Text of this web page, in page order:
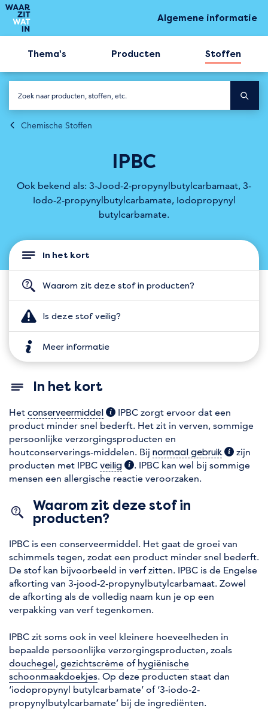
Algemene informatie
Thema's Producten Stoffen
Chemische Stoffen
IPBC
Ook bekend als: 3-Jood-2-propynylbutylcarbamaat, 3-
Iodo-2-propynylbutylcarbamate, Iodopropynyl
butylcarbamate.
In het kort
Waarom zit deze stof in producten?
Is deze stof veilig?
Meer informatie
In het kort
Het conserveermiddel (extra informatie)
IPBC zorgt ervoor dat een
product minder snel bederft. Het zit in verven, sommige
persoonlijke verzorgingsproducten en
houtconserverings-middelen. Bij normaal gebruik(extra
zijn
producten met IPBC veilig (extra informatie)
. IPBC kan wel bij sommige
mensen een allergische reactie veroorzaken.
Waarom zit deze stof in
producten?
IPBC is een conserveermiddel. Het gaat de groei van
schimmels tegen, zodat een product minder snel bederft.
De stof kan bijvoorbeeld in verf zitten. IPBC is de Engelse
afkorting van 3-jood-2-propynylbutylcarbamaat. Zowel
de afkorting als de volledig naam kun je op een
verpakking van verf tegenkomen.
IPBC zit soms ook in veel kleinere hoeveelheden in
bepaalde persoonlijke verzorgingsproducten, zoals
douchegel, gezichtscrème of hygiënische
schoonmaakdoekjes. Op deze producten staat dan
‘iodopropynyl butylcarbamate’ of ‘3-iodo-2-
propynylbutylcarbamate’ bij de ingrediënten.